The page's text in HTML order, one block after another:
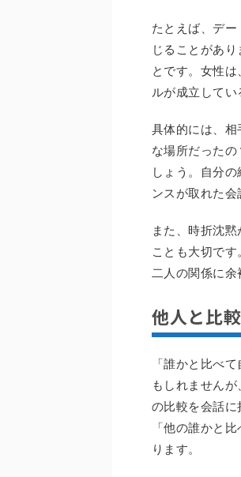
たとえば、デ
じることがあ
とです。女性
ルが成立してい
具体的には、
な場所だった
しょう。自分
ンスが取れた会
また、時折沈
ことも大切で
二人の関係に余
他人と比
「誰かと比べ
もしれません
の比較を会話
「他の誰かと
ります。